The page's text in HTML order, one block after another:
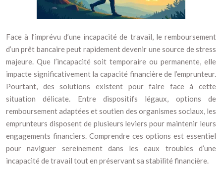
Face à l’imprévu d’une incapacité de travail, le remboursement
d’un prêt bancaire peut rapidement devenir une source de stress
majeure. Que l’incapacité soit temporaire ou permanente, elle
impacte significativement la capacité financière de l’emprunteur.
Pourtant, des solutions existent pour faire face à cette
situation délicate. Entre dispositifs légaux, options de
remboursement adaptées et soutien des organismes sociaux, les
emprunteurs disposent de plusieurs leviers pour maintenir leurs
engagements financiers. Comprendre ces options est essentiel
pour naviguer sereinement dans les eaux troubles d’une
incapacité de travail tout en préservant sa stabilité financière.